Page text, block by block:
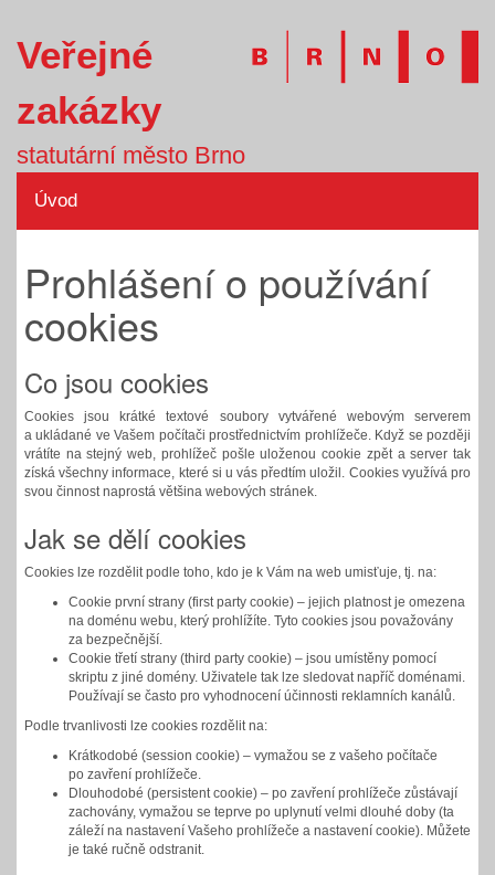
Veřejné
zakázky
statutární město Brno
Úvod
Prohlášení o používání
cookies
Co jsou cookies
Cookies jsou krátké textové soubory vytvářené webovým serverem
a ukládané ve Vašem počítači prostřednictvím prohlížeče. Když se později
vrátíte na stejný web, prohlížeč pošle uloženou cookie zpět a server tak
získá všechny informace, které si u vás předtím uložil. Cookies využívá pro
svou činnost naprostá většina webových stránek.
Jak se dělí cookies
Cookies lze rozdělit podle toho, kdo je k Vám na web umisťuje, tj. na:
Cookie první strany (first party cookie) – jejich platnost je omezena
na doménu webu, který prohlížíte. Tyto cookies jsou považovány
za bezpečnější.
Cookie třetí strany (third party cookie) – jsou umístěny pomocí
skriptu z jiné domény. Uživatele tak lze sledovat napříč doménami.
Používají se často pro vyhodnocení účinnosti reklamních kanálů.
Podle trvanlivosti lze cookies rozdělit na:
Krátkodobé (session cookie) – vymažou se z vašeho počítače
po zavření prohlížeče.
Dlouhodobé (persistent cookie) – po zavření prohlížeče zůstávají
zachovány, vymažou se teprve po uplynutí velmi dlouhé doby (ta
záleží na nastavení Vašeho prohlížeče a nastavení cookie). Můžete
je také ručně odstranit.